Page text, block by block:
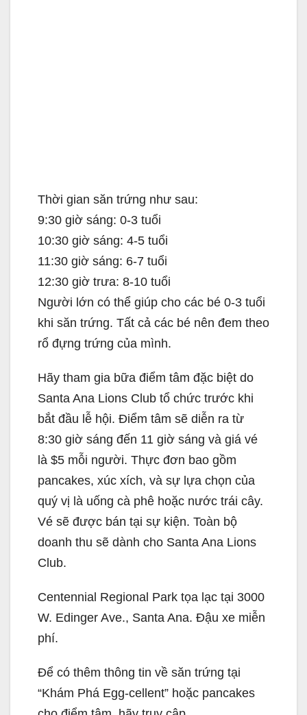
Thời gian săn trứng như sau:
9:30 giờ sáng: 0-3 tuổi
10:30 giờ sáng: 4-5 tuổi
11:30 giờ sáng: 6-7 tuổi
12:30 giờ trưa: 8-10 tuổi
Người lớn có thể giúp cho các bé 0-3 tuổi
khi săn trứng. Tất cả các bé nên đem theo
rổ đựng trứng của mình.
Hãy tham gia bữa điểm tâm đặc biệt do
Santa Ana Lions Club tổ chức trước khi
bắt đầu lễ hội. Điểm tâm sẽ diễn ra từ
8:30 giờ sáng đến 11 giờ sáng và giá vé
là $5 mỗi người. Thực đơn bao gồm
pancakes, xúc xích, và sự lựa chọn của
quý vị là uống cà phê hoặc nước trái cây.
Vé sẽ được bán tại sự kiện. Toàn bộ
doanh thu sẽ dành cho Santa Ana Lions
Club.
Centennial Regional Park tọa lạc tại 3000
W. Edinger Ave., Santa Ana. Đậu xe miễn
phí.
Để có thêm thông tin về săn trứng tại
“Khám Phá Egg-cellent” hoặc pancakes